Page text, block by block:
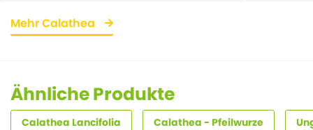
Mehr Calathea
Ähnliche Produkte
Calathea Lancifolia Calathea - Pfeilwurze